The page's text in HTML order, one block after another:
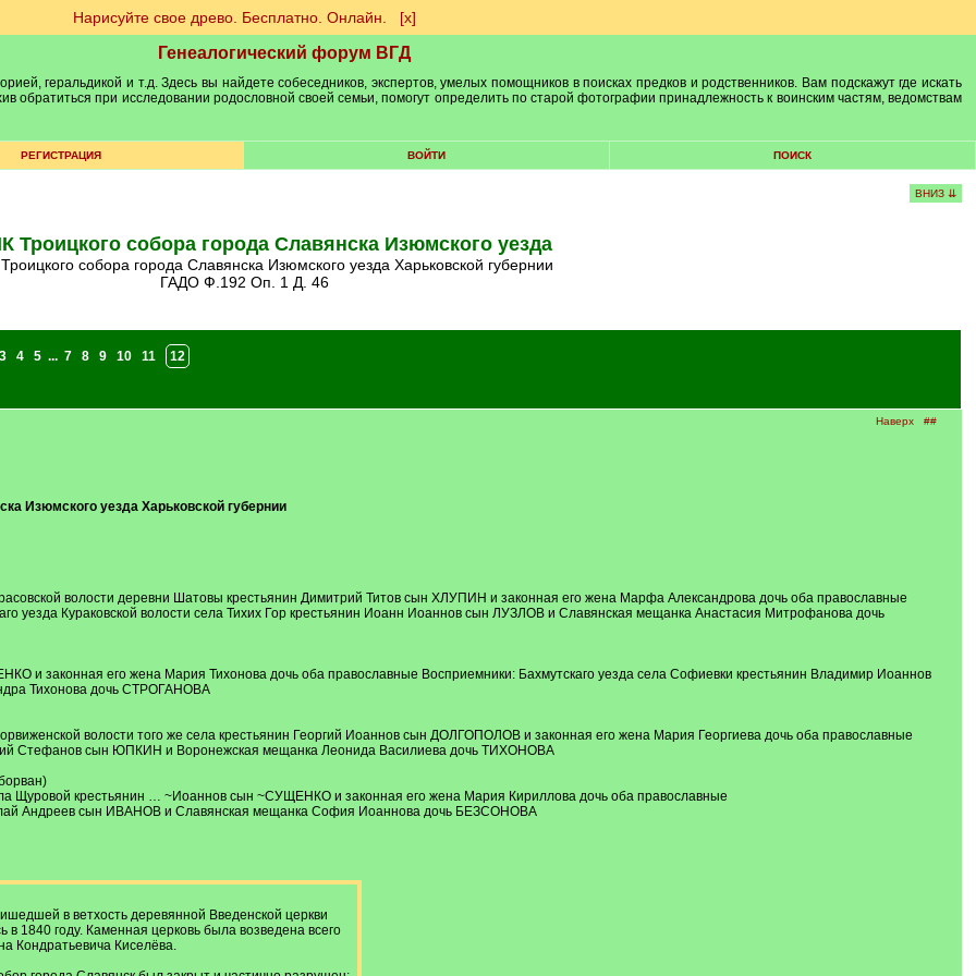
Нарисуйте свое древо. Бесплатно. Онлайн. [х]
Генеалогический форум ВГД
геральдикой и т.д. Здесь вы найдете собеседников, экспертов, умелых помощников в поисках предков и родственников. Вам подскажут где искать
обратиться при исследовании родословной своей семьи, помогут определить по старой фотографии принадлежность к воинским частям, ведомствам
РЕГИСТРАЦИЯ ВОЙТИ ПОИСК
ВНИЗ ⇊
Троицкого собора города Славянска Изюмского уезда
собора города Славянска Изюмского уезда Харьковской губернии
ГАДО Ф.192 Оп. 1 Д. 46
4 5 ... 7 8 9 10 11 12
Наверх ##
Изюмского уезда Харьковской губернии
волости деревни Шатовы крестьянин Димитрий Титов сын ХЛУПИН и законная его жена Марфа Александрова дочь оба православные
уезда Кураковской волости села Тихих Гор крестьянин Иоанн Иоаннов сын ЛУЗЛОВ и Славянская мещанка Анастасия Митрофанова дочь
и законная его жена Мария Тихонова дочь оба православные Восприемники: Бахмутскаго уезда села Софиевки крестьянин Владимир Иоаннов
Тихонова дочь СТРОГАНОВА
волости того же села крестьянин Георгий Иоаннов сын ДОЛГОПОЛОВ и законная его жена Мария Георгиева дочь оба православные
Стефанов сын ЮПКИН и Воронежская мещанка Леонида Василиева дочь ТИХОНОВА
Щуровой крестьянин … ~Иоаннов сын ~СУЩЕНКО и законная его жена Мария Кириллова дочь оба православные
Андреев сын ИВАНОВ и Славянская мещанка София Иоаннова дочь БЕЗСОНОВА
в ветхость деревянной Введенской церкви
в 1840 году. Каменная церковь была возведена всего
Кондратьевича Киселёва.